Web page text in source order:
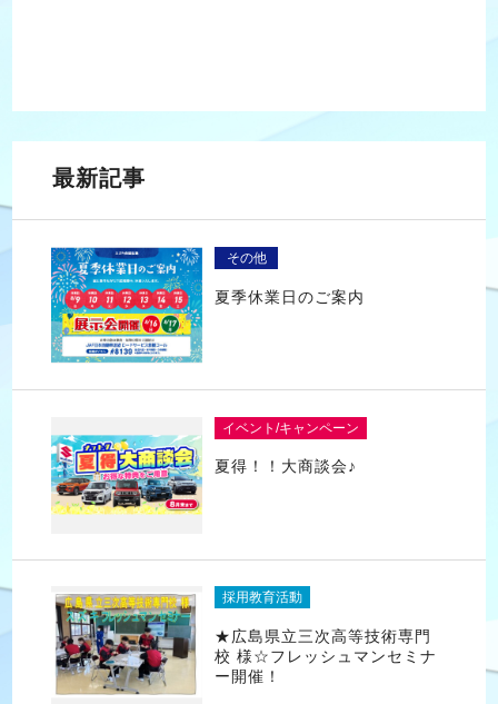
最新記事
その他
夏季休業日のご案内
イベント/キャンペーン
夏得！！大商談会♪
採用教育活動
★広島県立三次高等技術専門
校 様☆フレッシュマンセミナ
ー開催！